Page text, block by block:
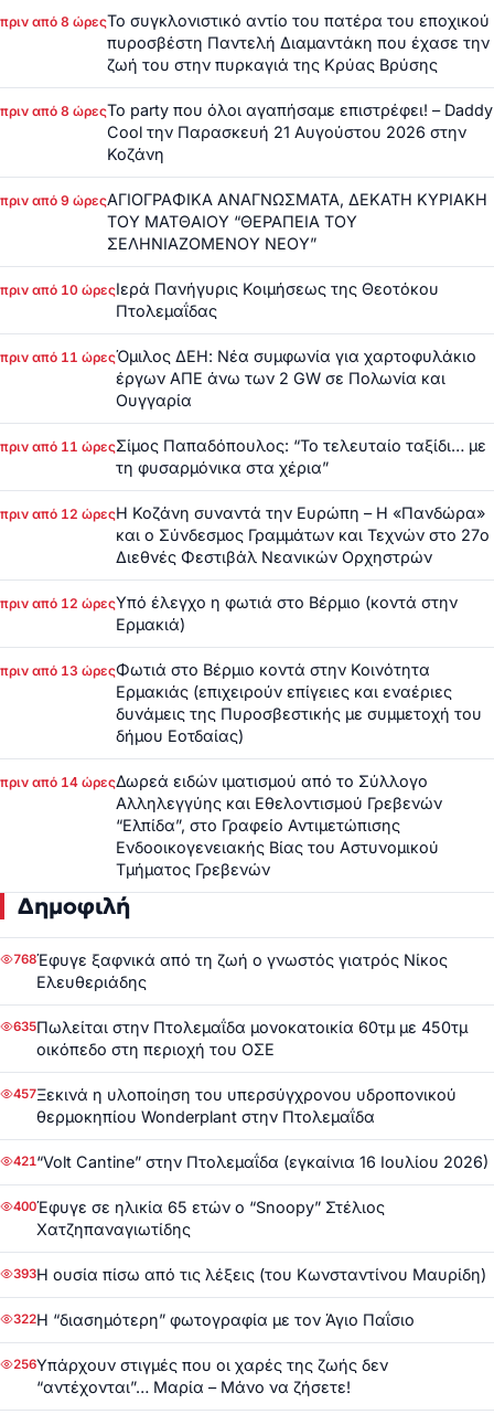
πριν από 8 ώρεςΤο συγκλονιστικό αντίο του πατέρα του εποχικού
πυροσβέστη Παντελή Διαμαντάκη που έχασε την
ζωή του στην πυρκαγιά της Κρύας Βρύσης
πριν από 8 ώρεςΤο party που όλοι αγαπήσαμε επιστρέφει! – Daddy
Cool την Παρασκευή 21 Αυγούστου 2026 στην
Κοζάνη
πριν από 9 ώρεςΑΓΙΟΓΡΑΦΙΚΑ ΑΝΑΓΝΩΣΜΑΤΑ, ΔΕΚΑΤΗ ΚΥΡΙΑΚΗ
ΤΟΥ ΜΑΤΘΑΙΟΥ “ΘΕΡΑΠΕΙΑ ΤΟΥ
ΣΕΛΗΝΙΑΖΟΜΕΝΟΥ ΝΕΟΥ”
πριν από 10 ώρεςΙερά Πανήγυρις Κοιμήσεως της Θεοτόκου
Πτολεμαΐδας
πριν από 11 ώρεςΌμιλος ΔΕΗ: Νέα συμφωνία για χαρτοφυλάκιο
έργων ΑΠΕ άνω των 2 GW σε Πολωνία και
Ουγγαρία
πριν από 11 ώρεςΣίμος Παπαδόπουλος: “Το τελευταίο ταξίδι… με
τη φυσαρμόνικα στα χέρια”
πριν από 12 ώρεςΗ Κοζάνη συναντά την Ευρώπη – Η «Πανδώρα»
και ο Σύνδεσμος Γραμμάτων και Τεχνών στο 27ο
Διεθνές Φεστιβάλ Νεανικών Ορχηστρών
πριν από 12 ώρεςΥπό έλεγχο η φωτιά στο Βέρμιο (κοντά στην
Ερμακιά)
πριν από 13 ώρεςΦωτιά στο Βέρμιο κοντά στην Κοινότητα
Ερμακιάς (επιχειρούν επίγειες και εναέριες
δυνάμεις της Πυροσβεστικής με συμμετοχή του
δήμου Εοτδαίας)
πριν από 14 ώρεςΔωρεά ειδών ιματισμού από το Σύλλογο
Αλληλεγγύης και Εθελοντισμού Γρεβενών
“Ελπίδα”, στο Γραφείο Αντιμετώπισης
Ενδοοικογενειακής Βίας του Αστυνομικού
Τμήματος Γρεβενών
Δημοφιλή
768Έφυγε ξαφνικά από τη ζωή ο γνωστός γιατρός Νίκος
Ελευθεριάδης
635Πωλείται στην Πτολεμαΐδα μονοκατοικία 60τμ με 450τμ
οικόπεδο στη περιοχή του ΟΣΕ
457Ξεκινά η υλοποίηση του υπερσύγχρονου υδροπονικού
θερμοκηπίου Wonderplant στην Πτολεμαΐδα
421“Volt Cantine” στην Πτολεμαΐδα (εγκαίνια 16 Ιουλίου 2026)
400Έφυγε σε ηλικία 65 ετών ο “Snoopy” Στέλιος
Χατζηπαναγιωτίδης
393Η ουσία πίσω από τις λέξεις (του Κωνσταντίνου Μαυρίδη)
322Η “διασημότερη” φωτογραφία με τον Άγιο Παΐσιο
256Υπάρχουν στιγμές που οι χαρές της ζωής δεν
“αντέχονται”… Μαρία – Μάνο να ζήσετε!